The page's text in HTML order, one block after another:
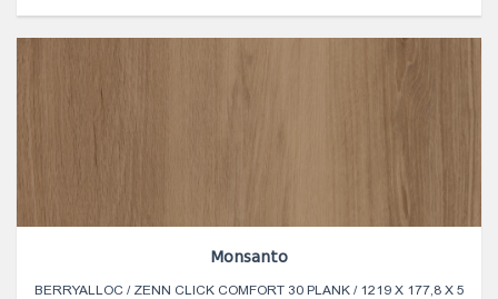
Monsanto
BERRYALLOC / ZENN CLICK COMFORT 30 PLANK / 1219 X 177,8 X 5